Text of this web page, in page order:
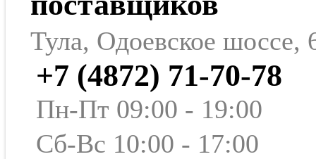
Тула, Одоевское шоссе,
+7 (4872) 71-70-78
Пн-Пт 09:00 - 19:00
Сб-Вс 10:00 - 17:00